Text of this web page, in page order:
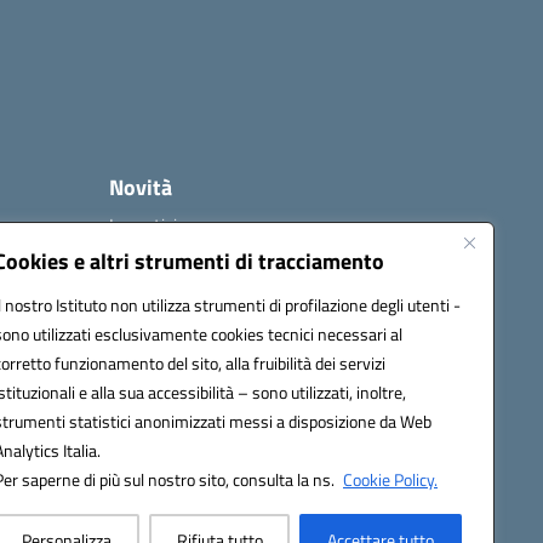
e altri strumenti di tracciamento
nostro Istituto non utilizza strumenti di profilazione degli utenti -
utilizzati esclusivamente cookies tecnici necessari al
funzionamento del sito, alla fruibilità dei servizi
e alla sua accessibilità – sono utilizzati, inoltre,
statistici anonimizzati messi a disposizione da Web
Italia.
saperne di più sul nostro sito, consulta la ns. Cookie Policy.
Novità
Le notizie
Le circolari
Albo online
Modulistica
Registro elettronico
Organizzazione
Area Riservata
Contatti